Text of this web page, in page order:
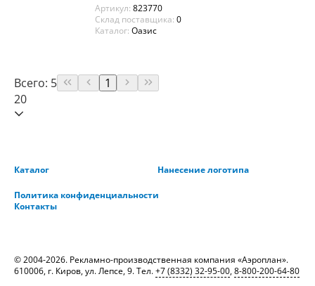
Артикул: 823770
Склад поставщика: 0
Каталог: Оазис
Всего: 5
1
20
Каталог Нанесение логотипа
Политика конфиденциальности
Контакты
© 2004-2026. Рекламно-производственная компания «Аэроплан».
610006, г. Киров, ул. Лепсе, 9. Тел.+7 (8332) 32-95-00,8-800-200-64-80